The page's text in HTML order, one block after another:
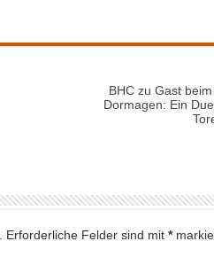
BHC zu Gast
Dormagen: Ein
Erforderliche Felder sind mit *